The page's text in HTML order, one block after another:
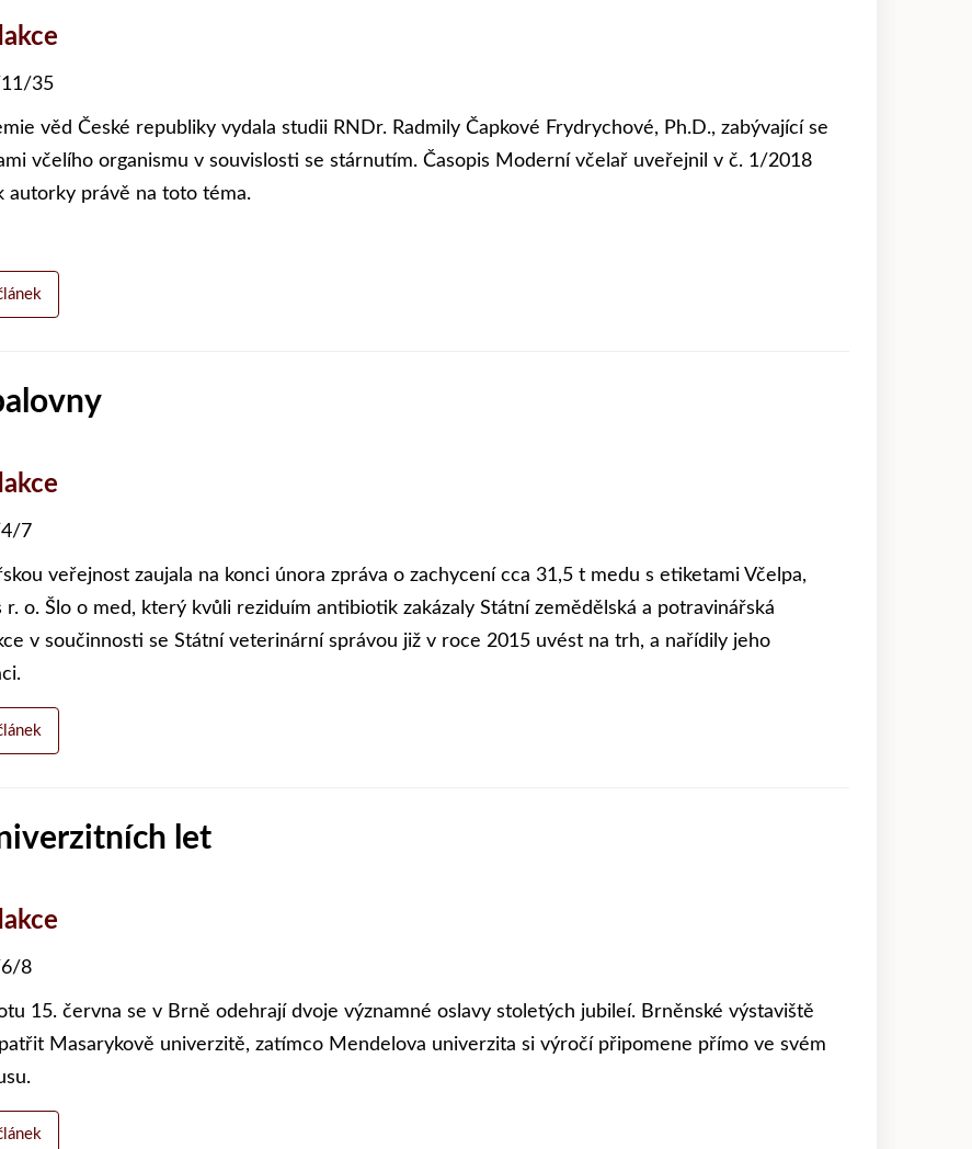
35
věd České republiky vydala studii RNDr. Radmily Čapkové Frydrychové, Ph.D., zabývající se
včelího organismu v souvislosti se stárnutím. Časopis Moderní včelař uveřejnil v č. 1/2018
autorky právě na toto téma.
7
veřejnost zaujala na konci února zpráva o zachycení cca 31,5 t medu s etiketami Včelpa,
r. o. Šlo o med, který kvůli reziduím antibiotik zakázaly Státní zemědělská a potravinářská
v součinnosti se Státní veterinární správou již v roce 2015 uvést na trh, a nařídily jeho
let
8
15. června se v Brně odehrají dvoje významné oslavy stoletých jubileí. Brněnské výstaviště
Masarykově univerzitě, zatímco Mendelova univerzita si výročí připomene přímo ve svém